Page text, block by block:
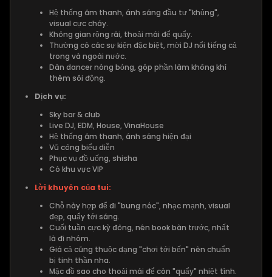
Hệ thống âm thanh, ánh sáng đầu tư "khủng",
visual cực cháy.
Không gian rộng rãi, thoải mái để quẩy.
Thường có các sự kiện đặc biệt, mời DJ nổi tiếng cả
trong và ngoài nước.
Dàn dancer nóng bỏng, góp phần làm không khí
thêm sôi động.
Dịch vụ:
Sky bar & club
Live DJ, EDM, House, VinaHouse
Hệ thống âm thanh, ánh sáng hiện đại
Vũ công biểu diễn
Phục vụ đồ uống, shisha
Có khu vực VIP
Lời khuyên của tui:
Chỗ này hợp để đi "bung nóc", nhạc mạnh, visual
đẹp, quẩy tới sáng.
Cuối tuần cực kỳ đông, nên book bàn trước, nhất
là đi nhóm.
Giá cả cũng thuộc dạng "chơi tới bến" nên chuẩn
bị tinh thần nha.
Mặc đồ sao cho thoải mái để còn "quẩy" nhiệt tình.